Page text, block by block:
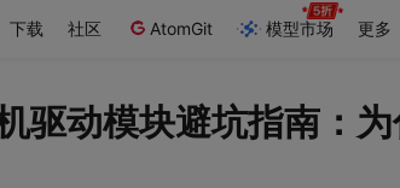
下载 社区 AtomGit 模型市场 更多
驱动模块避坑指南：